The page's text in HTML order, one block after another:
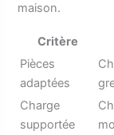
maison.
Critère
Pièces
adaptées
Charge
supportée